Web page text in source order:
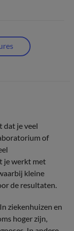
dat je veel
of
je werkt met
kleine
de resultaten.
ziekenhuizen en
hoger zijn,